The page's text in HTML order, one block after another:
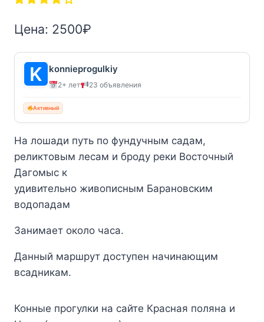
Цена: 2500₽
konnieprogulkiy
2+ лет 23 объявления
Активный
На лошади путь по фундучным садам,
реликтовым лесам и броду реки Восточный
Дагомыс к
удивительно живописным Барановским
водопадам
Занимает около часа.
Данный маршрут доступен начинающим
всадникам.
Конные прогулки на сайте Красная поляна и